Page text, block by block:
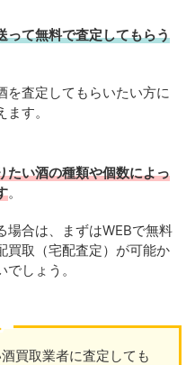
って無料で査定してもらう
を査定してもらいたい方に
す。
たい酒の種類や個数によっ
。
場合は、まずはWEBで無料
買取（宅配査定）が可能か
しょう。
買取業者に査定しても